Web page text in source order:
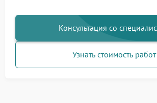
Консультация со
Узнать стоимость работ